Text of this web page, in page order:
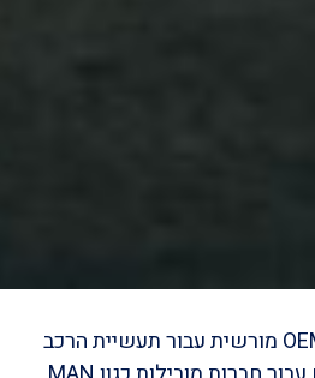
סופרגום היא יצרנית OEM מורשית עבור תעשיית הרכב